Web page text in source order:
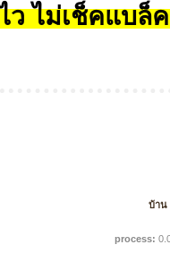
ว ไม่เช็คแบล็
บ้าน
process: